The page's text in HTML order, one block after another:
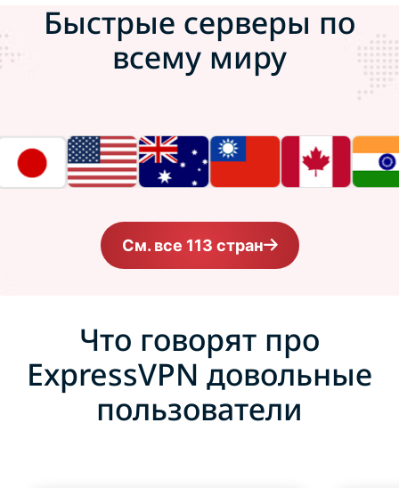
Быстрые серверы по
всему миру
См. все 113 стран
Что говорят про
ExpressVPN довольные
пользователи